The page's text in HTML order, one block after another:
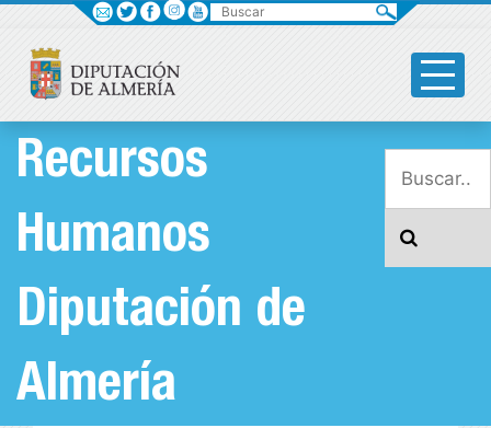
Buscar
Recursos
Humanos
Diputación de
Almería